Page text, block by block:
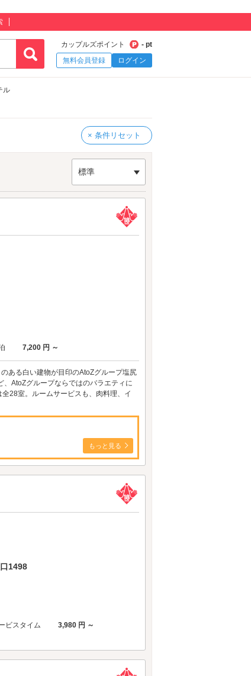
カップルズポイント
- pt
無料会員登録
ログイン
ル
× 条件リセット
標準
7,200 円 ～
ある白い建物が目印のAtoZグループ塩尻
AtoZグループならではのバラエティに
28室。ルームサービスも、肉料理、イ
もっと見る
1498
ビスタイム
3,980 円 ～